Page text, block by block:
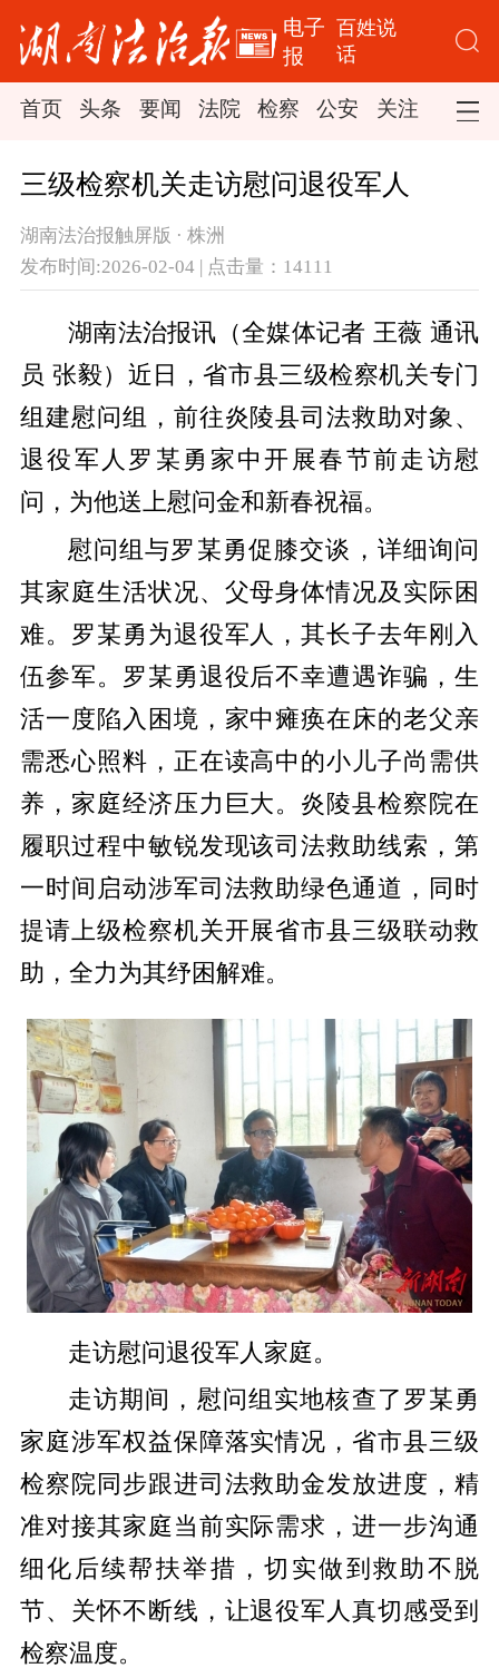
电子
报
百姓说
话
首页 头条 要闻 法院 检察 公安 关注 司法
三级检察机关走访慰问退役军人
湖南法治报触屏版 · 株洲
发布时间:2026-02-04 | 点击量：14111
湖南法治报讯（全媒体记者 王薇 通讯
员 张毅）近日，省市县三级检察机关专门
组建慰问组，前往炎陵县司法救助对象、
退役军人罗某勇家中开展春节前走访慰
问，为他送上慰问金和新春祝福。
慰问组与罗某勇促膝交谈，详细询问
其家庭生活状况、父母身体情况及实际困
难。罗某勇为退役军人，其长子去年刚入
伍参军。罗某勇退役后不幸遭遇诈骗，生
活一度陷入困境，家中瘫痪在床的老父亲
需悉心照料，正在读高中的小儿子尚需供
养，家庭经济压力巨大。炎陵县检察院在
履职过程中敏锐发现该司法救助线索，第
一时间启动涉军司法救助绿色通道，同时
提请上级检察机关开展省市县三级联动救
助，全力为其纾困解难。
走访慰问退役军人家庭。
走访期间，慰问组实地核查了罗某勇
家庭涉军权益保障落实情况，省市县三级
检察院同步跟进司法救助金发放进度，精
准对接其家庭当前实际需求，进一步沟通
细化后续帮扶举措，切实做到救助不脱
节、关怀不断线，让退役军人真切感受到
检察温度。